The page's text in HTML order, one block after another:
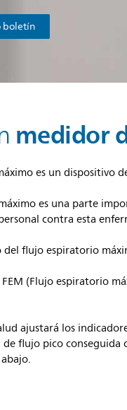
boletín
medidor
es un dispositivo
es una parte
contra esta
flujo espiratorio
(Flujo espiratorio
ajustará los
flujo pico conseguida